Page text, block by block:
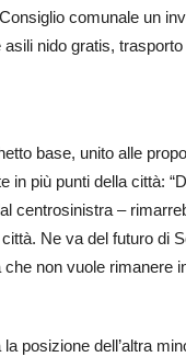
comunale un
asili nido gratis,
base, unito alle
in più punti della città:
centrosinistra –
Ne va del futuro di
non vuole rimanere
posizione dell’altra